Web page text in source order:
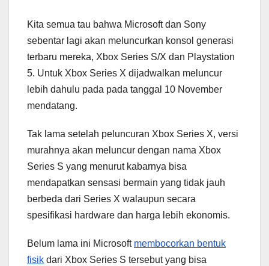
Kita semua tau bahwa Microsoft dan Sony
sebentar lagi akan meluncurkan konsol generasi
terbaru mereka, Xbox Series S/X dan Playstation
5. Untuk Xbox Series X dijadwalkan meluncur
lebih dahulu pada pada tanggal 10 November
mendatang.
Tak lama setelah peluncuran Xbox Series X, versi
murahnya akan meluncur dengan nama Xbox
Series S yang menurut kabarnya bisa
mendapatkan sensasi bermain yang tidak jauh
berbeda dari Series X walaupun secara
spesifikasi hardware dan harga lebih ekonomis.
Belum lama ini Microsoft membocorkan bentuk
fisik dari Xbox Series S tersebut yang bisa